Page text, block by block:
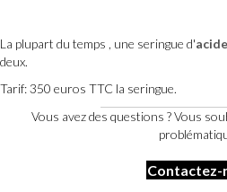
La plupart du temps , une seringue d'
deux.
Tarif: 350 euros TTC la seringue.
Vous avez des questions ? Vous
Contactez-